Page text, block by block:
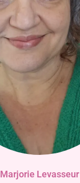
Marjorie Levasseur